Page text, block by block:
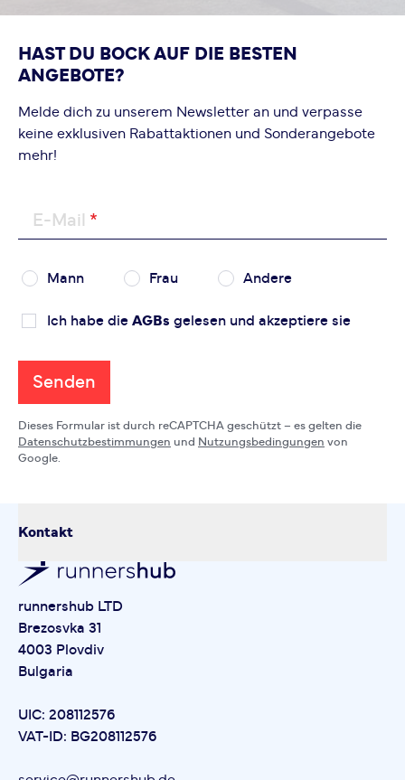
HAST DU BOCK AUF DIE BESTEN
ANGEBOTE?
Melde dich zu unserem Newsletter an und verpasse
keine exklusiven Rabattaktionen und Sonderangebote
mehr!
E-Mail
Mann Frau Andere
Ich habe die AGBs gelesen und akzeptiere sie
Senden
Dieses Formular ist durch reCAPTCHA geschützt – es gelten die
Datenschutzbestimmungen und Nutzungsbedingungen von
Google.
Kontakt
runnershub LTD
Brezosvka 31
4003 Plovdiv
Bulgaria
UIC: 208112576
VAT-ID: BG208112576